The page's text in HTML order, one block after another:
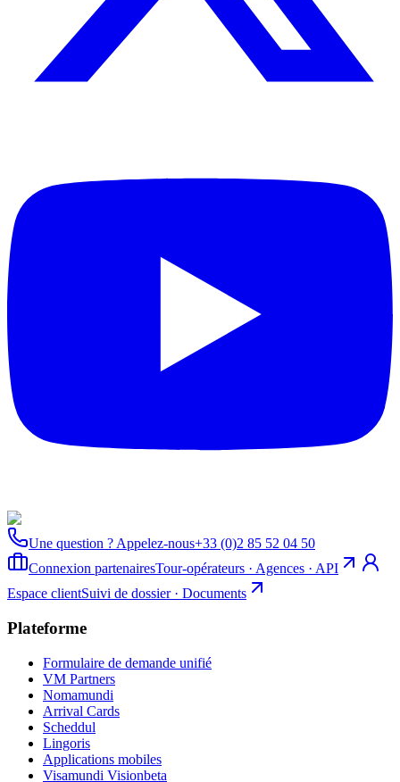
Une question ? Appelez-nous+33 (0)2 85 52 04 50
Connexion partenairesTour-opérateurs · Agences · API
Espace clientSuivi de dossier · Documents
Plateforme
Formulaire de demande unifié
VM Partners
Nomamundi
Arrival Cards
Scheddul
Lingoris
Applications mobiles
Visamundi Visionbeta